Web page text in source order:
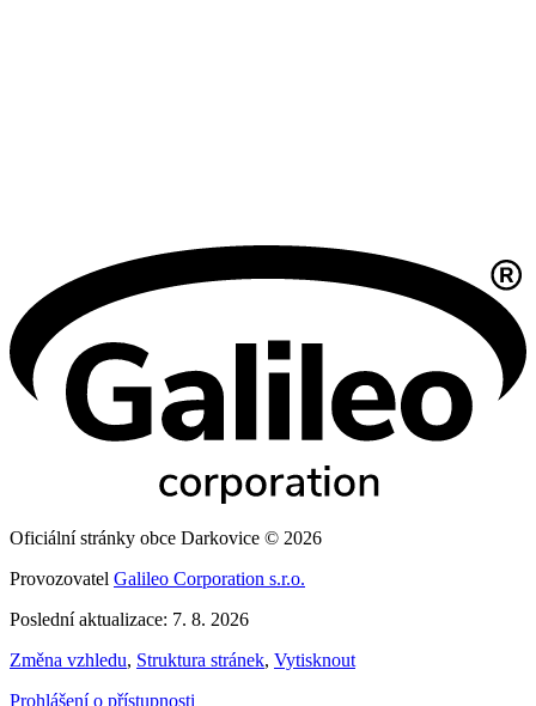
Oficiální stránky obce Darkovice © 2026
Provozovatel Galileo Corporation s.r.o.
Poslední aktualizace: 7. 8. 2026
Změna vzhledu, Struktura stránek, Vytisknout
Prohlášení o přístupnosti